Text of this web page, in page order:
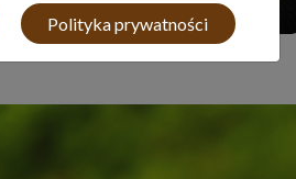
Polityka prywatności